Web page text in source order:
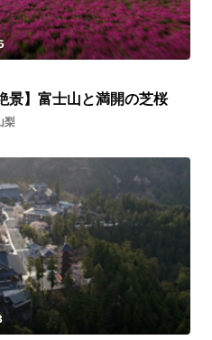
景】富士山と満開の芝桜
梨